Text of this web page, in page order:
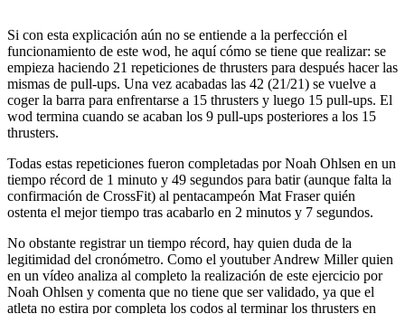
Si con esta explicación aún no se entiende a la perfección el
funcionamiento de este wod, he aquí cómo se tiene que realizar: se
empieza haciendo 21 repeticiones de thrusters para después hacer las
mismas de pull-ups. Una vez acabadas las 42 (21/21) se vuelve a
coger la barra para enfrentarse a 15 thrusters y luego 15 pull-ups. El
wod termina cuando se acaban los 9 pull-ups posteriores a los 15
thrusters.
Todas estas repeticiones fueron completadas por Noah Ohlsen en un
tiempo récord de 1 minuto y 49 segundos para batir (aunque falta la
confirmación de CrossFit) al pentacampeón Mat Fraser quién
ostenta el mejor tiempo tras acabarlo en 2 minutos y 7 segundos.
No obstante registrar un tiempo récord, hay quien duda de la
legitimidad del cronómetro. Como el youtuber Andrew Miller quien
en un vídeo analiza al completo la realización de este ejercicio por
Noah Ohlsen y comenta que no tiene que ser validado, ya que el
atleta no estira por completa los codos al terminar los thrusters en